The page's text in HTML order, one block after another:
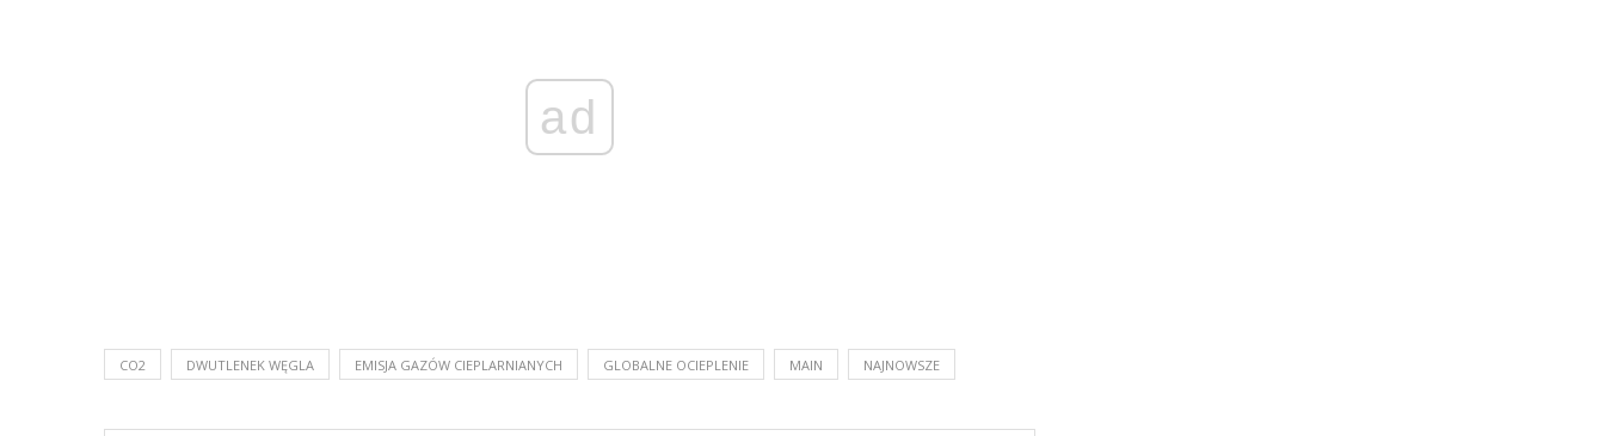
ad
CO2 DWUTLENEK WĘGLA EMISJA GAZÓW CIEPLARNIANYCH GLOBALNE OCIEPLENIE MAIN NAJNOWSZE